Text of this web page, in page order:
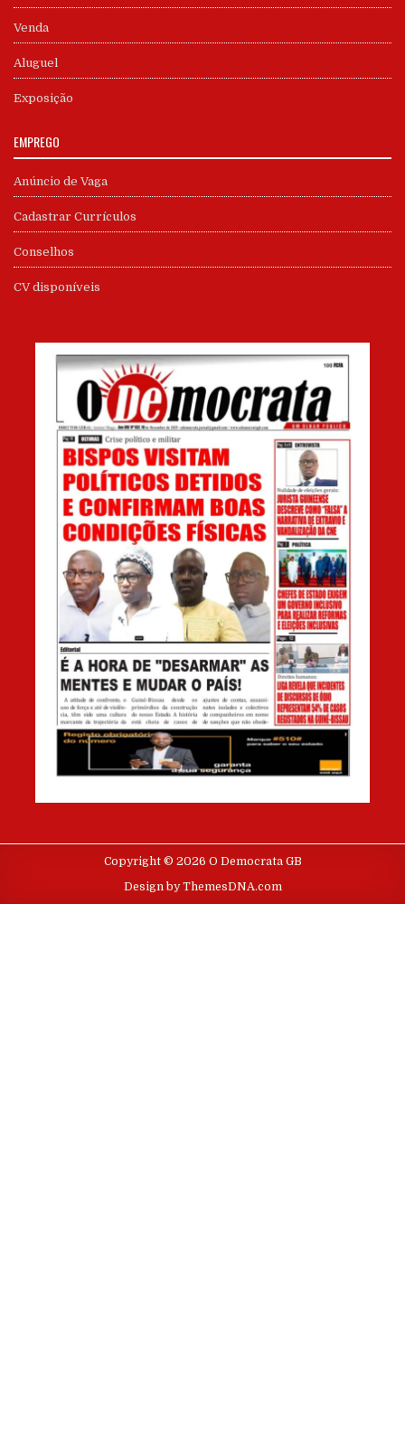
Venda
Aluguel
Exposição
EMPREGO
Anúncio de Vaga
Cadastrar Currículos
Conselhos
CV disponíveis
Copyright © 2026 O Democrata GB
Design by ThemesDNA.com